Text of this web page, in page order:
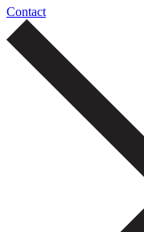
Contact